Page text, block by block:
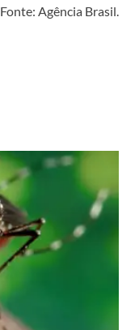
Fonte: Agência Brasil.